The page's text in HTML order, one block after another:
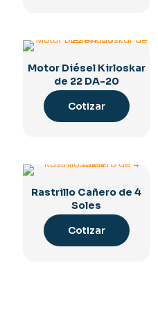
Motor Diésel Kirloskar
de 22 DA-20
Cotizar
Rastrillo Cañero de 4
Soles
Cotizar